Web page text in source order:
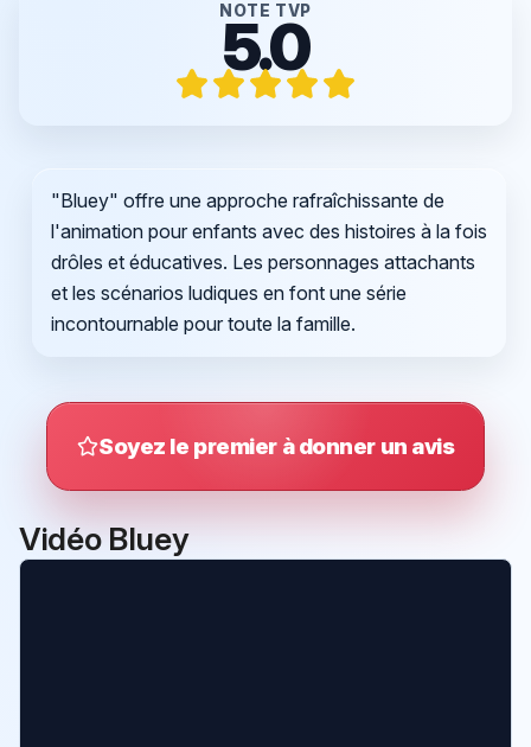
NOTE TVP
5.0
"Bluey" offre une approche rafraîchissante de
l'animation pour enfants avec des histoires à la fois
drôles et éducatives. Les personnages attachants
et les scénarios ludiques en font une série
incontournable pour toute la famille.
Soyez le premier à donner un avis
Vidéo Bluey